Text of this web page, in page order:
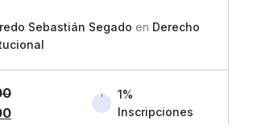
Sebastián Segado en Derecho
El
1%
Inscripciones